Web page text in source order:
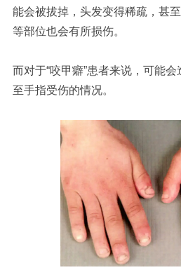
能会被拔掉，头发变得稀疏，甚
等部位也会有所损伤。
而对于“咬甲癖”患者来说，可能
至手指受伤的情况。